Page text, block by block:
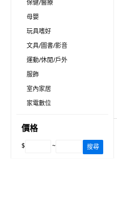
保健/醫療
母嬰
玩具嗜好
文具/圖書/影音
運動/休閒/戶外
服飾
室內家居
家電數位
價格
$ ~ 搜尋